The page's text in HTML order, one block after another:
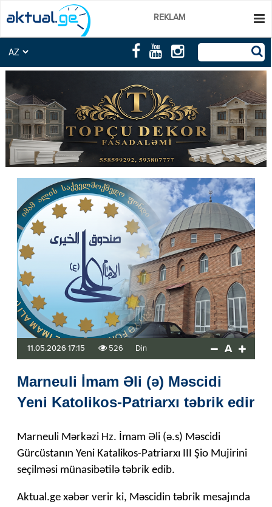
REKLAM
11.05.2026 17:15 526 Din A
Marneuli İmam Əli (ə) Məscidi
Yeni Katolikos-Patriarxı təbrik edir
Marneuli Mərkəzi Hz. İmam Əli (ə.s) Məscidi
Gürcüstanın Yeni Katalikos-Patriarxı III Şio Mujirini
seçilməsi münasibətilə təbrik edib.
Aktual.ge xəbər verir ki, Məscidin təbrik mesajında